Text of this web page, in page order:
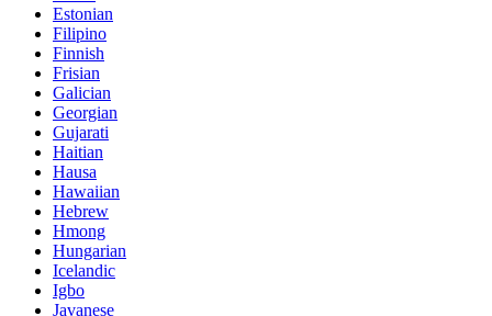
Estonian
Filipino
Finnish
Frisian
Galician
Georgian
Gujarati
Haitian
Hausa
Hawaiian
Hebrew
Hmong
Hungarian
Icelandic
Igbo
Javanese